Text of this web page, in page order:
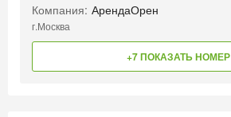
Компания: АрендаОрен
г.Москва
+7 ПОКАЗАТЬ НОМЕР